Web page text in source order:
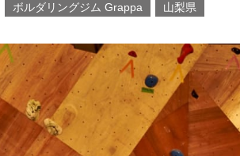
ボルダリングジム Grappa 山梨県